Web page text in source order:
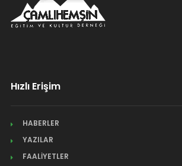
Hızlı Erişim
HABERLER
YAZILAR
FAALİYETLER